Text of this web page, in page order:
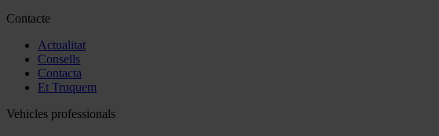
Contacte
Actualitat
Consells
Contacta
Et Truquem
Vehicles professionals